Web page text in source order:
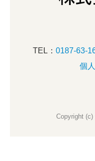
TEL： 0187-63-
個
Copyright (c)